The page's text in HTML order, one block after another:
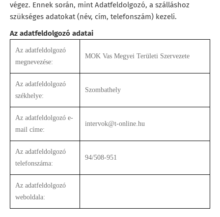
végez. Ennek során, mint Adatfeldolgozó, a szálláshoz
szükséges adatokat (név, cím, telefonszám) kezeli.
Az adatfeldolgozó adatai
Az adatfeldolgozó
megnevezése:
MOK Vas Megyei Területi Szervezete
Az adatfeldolgozó
székhelye:
Szombathely
Az adatfeldolgozó e-
mail címe:
intervok@t-online.hu
Az adatfeldolgozó
telefonszáma:
94/508-951
Az adatfeldolgozó
weboldala: